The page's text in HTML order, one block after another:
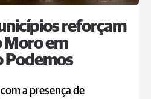
reforçam
Moro em
Podemos
a presença de